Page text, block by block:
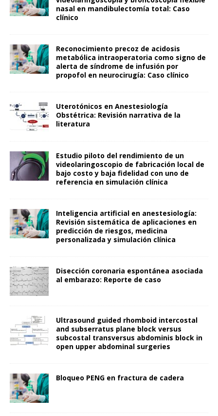
nasal en mandibulectomía total: Caso
clínico
Reconocimiento precoz de acidosis
metabólica intraoperatoria como signo de
alerta de síndrome de infusión por
propofol en neurocirugía: Caso clínico
Uterotónicos en Anestesiología
Obstétrica: Revisión narrativa de la
literatura
Estudio piloto del rendimiento de un
videolaringoscopio de fabricación local de
bajo costo y baja fidelidad con uno de
referencia en simulación clínica
Inteligencia artificial en anestesiología:
Revisión sistemática de aplicaciones en
predicción de riesgos, medicina
personalizada y simulación clínica
Disección coronaria espontánea asociada
al embarazo: Reporte de caso
Ultrasound guided rhomboid intercostal
and subserratus plane block versus
subcostal transversus abdominis block in
open upper abdominal surgeries
Bloqueo PENG en fractura de cadera